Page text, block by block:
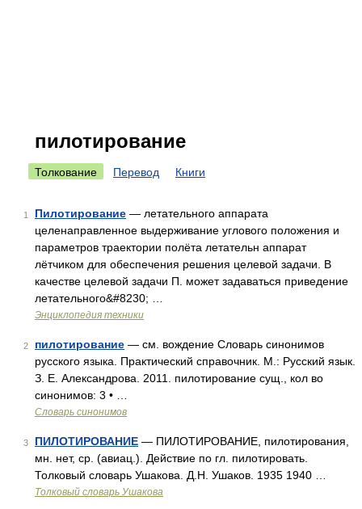
пилотирование
Толкование Перевод Книги
1 Пилотирование — летательного аппарата
целенаправленное выдерживание углового положения и
параметров траектории полёта летательн аппарат
лётчиком для обеспечения решения целевой задачи. В
качестве целевой задачи П. может задаваться приведение
летательного&#8230; …
Энциклопедия техники
2 пилотирование — см. вождение Словарь синонимов
русского языка. Практический справочник. М.: Русский язык.
З. Е. Александрова. 2011. пилотирование сущ., кол во
синонимов: 3 • …
Словарь синонимов
3 ПИЛОТИРОВАНИЕ — ПИЛОТИРОВАНИЕ, пилотирования,
мн. нет, ср. (авиац.). Действие по гл. пилотировать.
Толковый словарь Ушакова. Д.Н. Ушаков. 1935 1940 …
Толковый словарь Ушакова